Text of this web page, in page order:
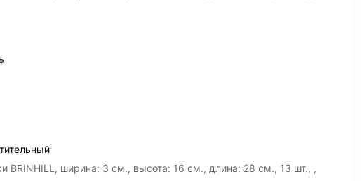
BRINHILL, ширина: 3 см., высота: 16 см., длина: 28 см., 13 шт., ,